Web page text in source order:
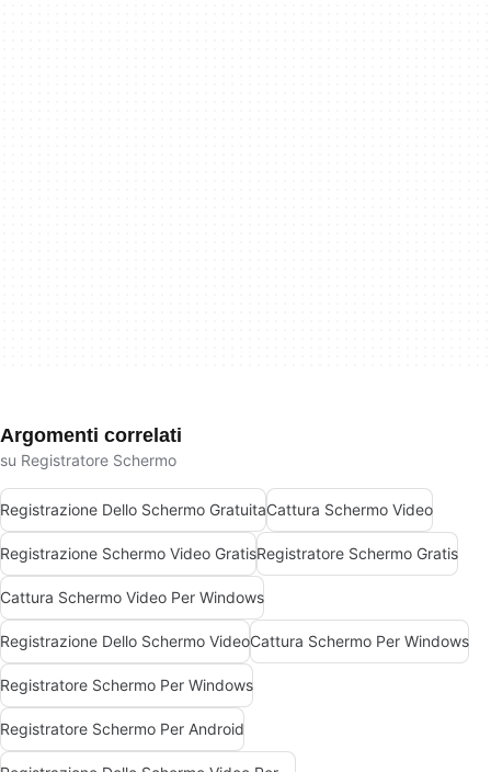
Argomenti correlati
su Registratore Schermo
Registrazione Dello Schermo GratuitaCattura Schermo Video
Registrazione Schermo Video GratisRegistratore Schermo Gratis
Cattura Schermo Video Per Windows
Registrazione Dello Schermo VideoCattura Schermo Per Windows
Registratore Schermo Per Windows
Registratore Schermo Per Android